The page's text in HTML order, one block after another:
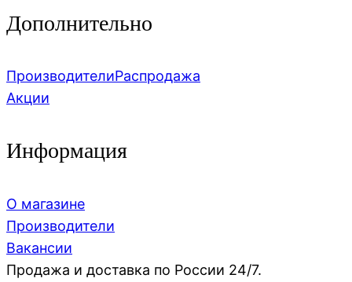
Дополнительно
ПроизводителиРаспродажа
Акции
Информация
О магазине
Производители
Вакансии
Продажа и доставка по России 24/7.